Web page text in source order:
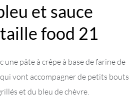
et sauce
food 21
une pâte à crêpe à base de farine de
vont accompagner de petits bouts
et du bleu de chèvre.